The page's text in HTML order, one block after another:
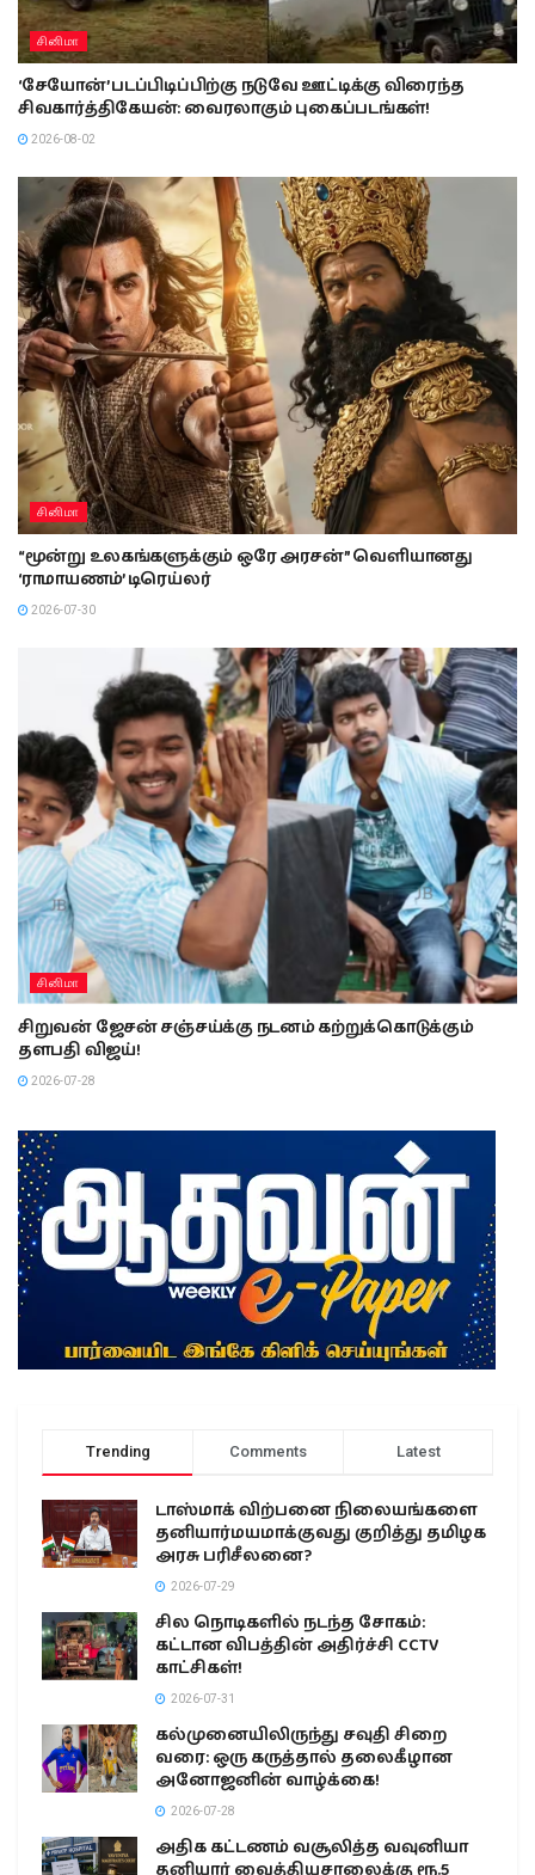
சினிமா
‘சேயோன்’ படப்பிடிப்பிற்கு நடுவே ஊட்டிக்கு விரைந்த
சிவகார்த்திகேயன்: வைரலாகும் புகைப்படங்கள்!
2026-08-02
சினிமா
“மூன்று உலகங்களுக்கும் ஒரே அரசன்” வெளியானது
‘ராமாயணம்’ டிரெய்லர்
2026-07-30
சினிமா
சிறுவன் ஜேசன் சஞ்சய்க்கு நடனம் கற்றுக்கொடுக்கும்
தளபதி விஜய்!
2026-07-28
Trending Comments Latest
டாஸ்மாக் விற்பனை நிலையங்களை
தனியார்மயமாக்குவது குறித்து தமிழக
அரசு பரிசீலனை?
2026-07-29
சில நொடிகளில் நடந்த சோகம்:
கட்டான விபத்தின் அதிர்ச்சி CCTV
காட்சிகள்!
2026-07-31
கல்முனையிலிருந்து சவுதி சிறை
வரை: ஒரு கருத்தால் தலைகீழான
அனோஜனின் வாழ்க்கை!
2026-07-28
அதிக கட்டணம் வசூலித்த வவுனியா